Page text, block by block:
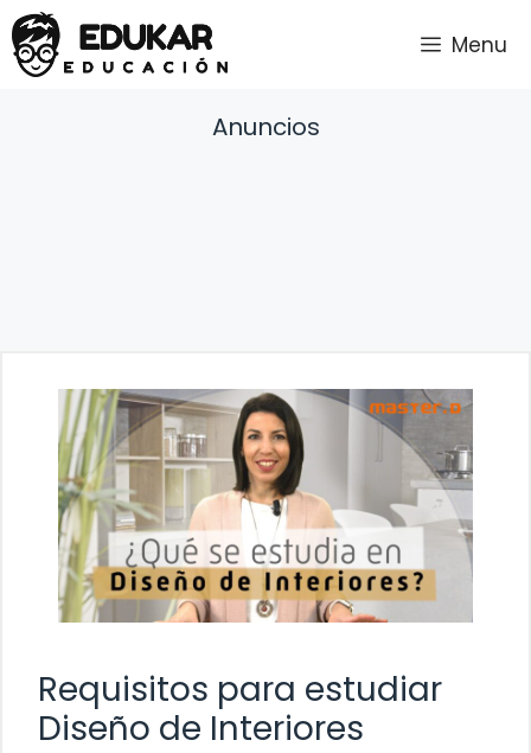
Saltar
al
contenido
Menu
Anuncios
Requisitos para estudiar
Diseño de Interiores